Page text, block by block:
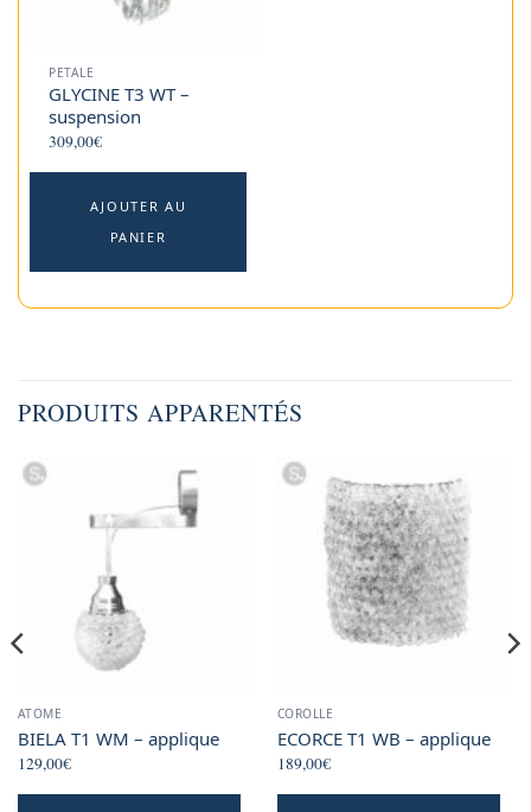
PETALE
GLYCINE T3 WT –
suspension
309,00€
AJOUTER AU
PANIER
PRODUITS APPARENTÉS
ATOME
BIELA T1 WM – applique
129,00€
COROLLE
ECORCE T1 WB – applique
189,00€